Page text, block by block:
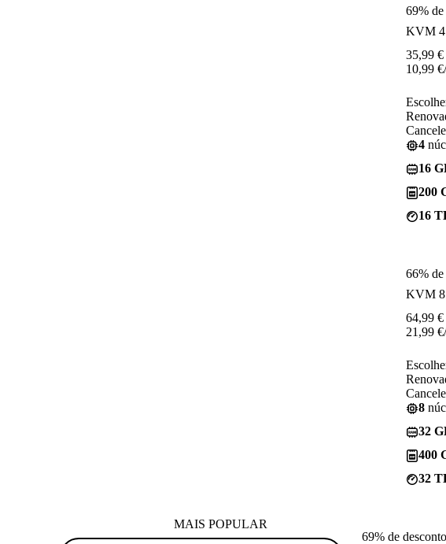
69% de
KVM 4
35,99 €
10,99 €
4
16
200
16
66% de
KVM 8
64,99 €
21,99 €
8
32
400
32
MAIS POPULAR
69% de desconto